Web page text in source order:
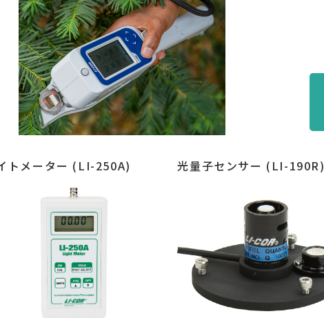
トメーター (LI-250A) 光量子センサー (LI-190R)